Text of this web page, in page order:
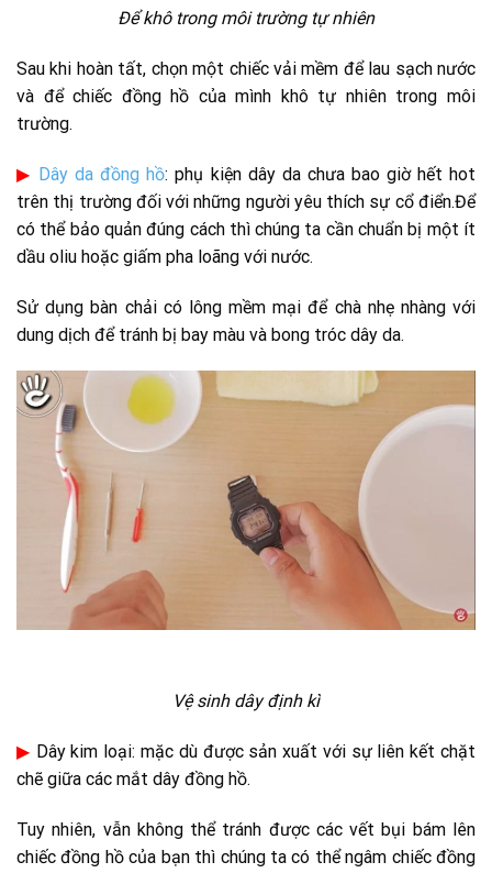
Để khô trong môi trường tự nhiên
Sau khi hoàn tất, chọn một chiếc vải mềm để lau sạch nước
và để chiếc đồng hồ của mình khô tự nhiên trong môi
trường.
▶ Dây da đồng hồ: phụ kiện dây da chưa bao giờ hết hot
trên thị trường đối với những người yêu thích sự cổ điển.Để
có thể bảo quản đúng cách thì chúng ta cần chuẩn bị một ít
dầu oliu hoặc giấm pha loãng với nước.
Sử dụng bàn chải có lông mềm mại để chà nhẹ nhàng với
dung dịch để tránh bị bay màu và bong tróc dây da.
Vệ sinh dây định kì
▶ Dây kim loại: mặc dù được sản xuất với sự liên kết chặt
chẽ giữa các mắt dây đồng hồ.
Tuy nhiên, vẫn không thể tránh được các vết bụi bám lên
chiếc đồng hồ của bạn thì chúng ta có thể ngâm chiếc đồng